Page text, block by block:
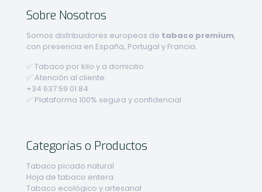
Sobre Nosotros
Somos distribuidores europeos de tabaco premium,
con presencia en España, Portugal y Francia.
✅ Tabaco por kilo y a domicilio
✅ Atención al cliente:
+34 637 59 01 84
✅ Plataforma 100% segura y confidencial
Categorías o Productos
Tabaco picado natural
Hoja de tabaco entera
Tabaco ecológico y artesanal